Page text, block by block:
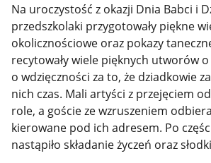
Na uroczystość z okazji Dnia Babci i
przedszkolaki przygotowały piękne
okolicznościowe oraz pokazy
recytowały wiele pięknych utworów
o wdzięczności za to, że dziadkowie
nich czas. Mali artyści z przejęciem
role, a goście ze wzruszeniem
kierowane pod ich adresem. Po
nastąpiło składanie życzeń oraz